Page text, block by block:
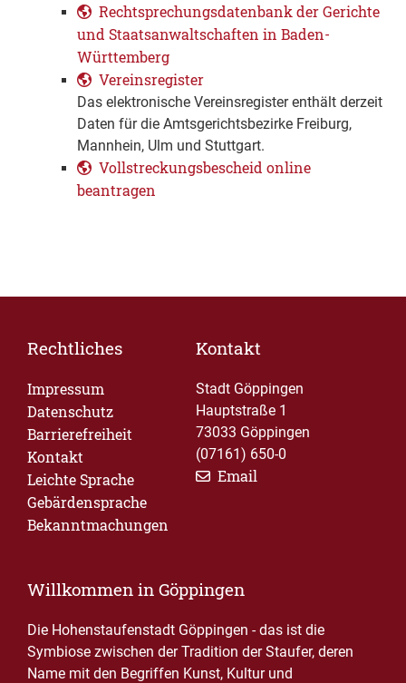
Rechtsprechungsdatenbank der Gerichte
und Staatsanwaltschaften in Baden-
Württemberg
Vereinsregister
Das elektronische Vereinsregister enthält derzeit
Daten für die Amtsgerichtsbezirke Freiburg,
Mannhein, Ulm und Stuttgart.
Vollstreckungsbescheid online
beantragen
Rechtliches
Impressum
Datenschutz
Barrierefreiheit
Kontakt
Leichte Sprache
Gebärdensprache
Bekanntmachungen
Kontakt
Stadt Göppingen
Hauptstraße 1
73033 Göppingen
(07161) 650-0
Email
Willkommen in Göppingen
Die Hohenstaufenstadt Göppingen - das ist die
Symbiose zwischen der Tradition der Staufer, deren
Name mit den Begriffen Kunst, Kultur und